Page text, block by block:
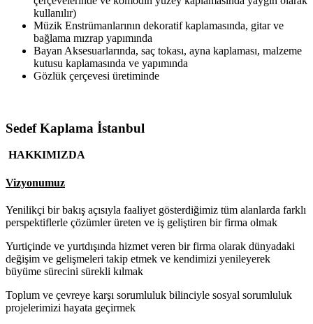
kullanılır)
Müzik Enstrümanlarının dekoratif kaplamasında, gitar ve
bağlama mızrap yapımında
Bayan Aksesuarlarında, saç tokası, ayna kaplaması, malzeme
kutusu kaplamasında ve yapımında
Gözlük çerçevesi üretiminde
Sedef Kaplama İstanbul
HAKKIMIZDA
Vizyonumuz
Yenilikçi bir bakış açısıyla faaliyet gösterdiğimiz tüm alanlarda farklı
perspektiflerle çözümler üreten ve iş geliştiren bir firma olmak
Yurtiçinde ve yurtdışında hizmet veren bir firma olarak dünyadaki
değişim ve gelişmeleri takip etmek ve kendimizi yenileyerek
büyüme sürecini sürekli kılmak
Toplum ve çevreye karşı sorumluluk bilinciyle sosyal sorumluluk
projelerimizi hayata geçirmek